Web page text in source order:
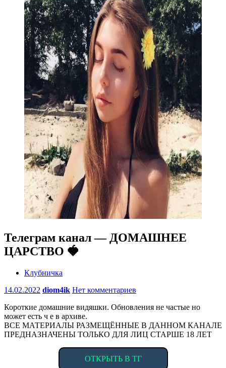
Телеграм канал — ДОМАШНЕЕ
ЦАРСТВО 🍓
Клубничка
14.02.2022 diom4ik Нет комментариев
Короткие домашние видяшки. Обновления не частые но
может есть ч е в архиве.
ВСЕ МАТЕРИАЛЫ РАЗМЕЩЁННЫЕ В ДАННОМ КАНАЛЕ
ПРЕДНАЗНАЧЕНЫ ТОЛЬКО ДЛЯ ЛИЦ СТАРШЕ 18 ЛЕТ
ОТКРЫТЬ В ТГ